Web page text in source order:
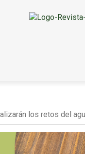
los retos del